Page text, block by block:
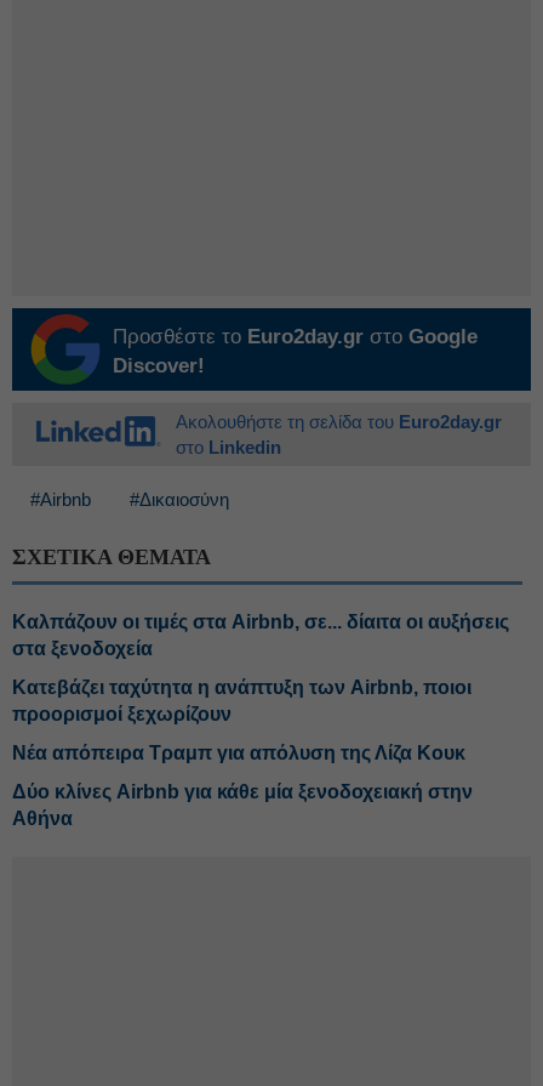
Προσθέστε το Euro2day.gr στο Google
Discover!
Ακολουθήστε τη σελίδα του Euro2day.gr
στο Linkedin
#Airbnb #Δικαιοσύνη
ΣΧΕΤΙΚΑ ΘΕΜΑΤΑ
Καλπάζουν οι τιμές στα Airbnb, σε... δίαιτα οι αυξήσεις
στα ξενοδοχεία
Κατεβάζει ταχύτητα η ανάπτυξη των Airbnb, ποιοι
προορισμοί ξεχωρίζουν
Νέα απόπειρα Τραμπ για απόλυση της Λίζα Κουκ
Δύο κλίνες Airbnb για κάθε μία ξενοδοχειακή στην
Αθήνα